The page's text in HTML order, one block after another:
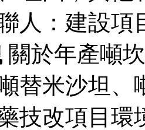
人：建設
關於年產噸
替米沙坦
技改項目環